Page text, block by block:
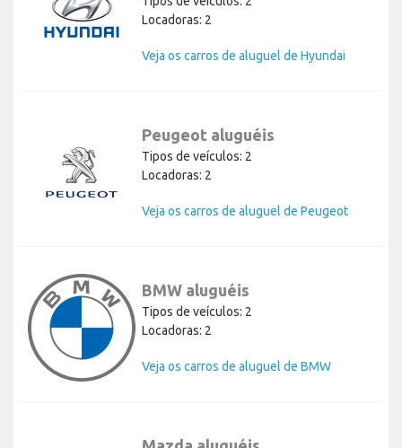
Locadoras: 2
Veja os carros de aluguel de Hyundai
Peugeot aluguéis
Tipos de veículos: 2
Locadoras: 2
Veja os carros de aluguel de Peugeot
BMW aluguéis
Tipos de veículos: 2
Locadoras: 2
Veja os carros de aluguel de BMW